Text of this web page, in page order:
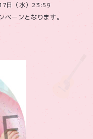
日（水）23:59
ーンとなります。